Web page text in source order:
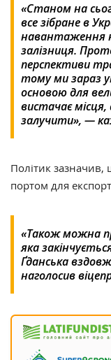
«Станом на
все зібране в
навантаження
залізниця.
перспективи
тому ми зараз
основою для
вистачає місця,
залучити», —
Політик
портом для
«Також можна
яка
Ґданська
наголосив